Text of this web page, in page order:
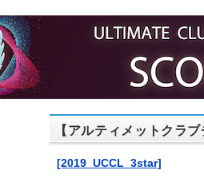
【アルティメットクラ